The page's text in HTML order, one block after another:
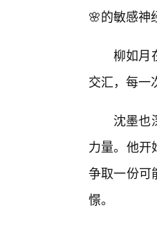
🌸的敏感神
柳如月
交汇，每一
沈墨也
力量。他开
争取一份可
憬。